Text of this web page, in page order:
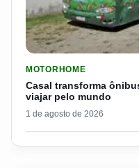
MOTORHOME
Casal transforma
viajar pelo mundo
1 de agosto de 2026